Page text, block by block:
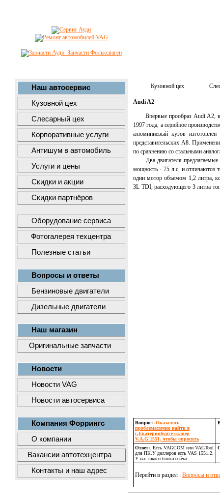
Наш автосервис
Кузовной цех
Слесарный цех
Корпоративные услуги
Антишум в автомобиль
Услуги и цены
Скидки и акции
Скидки партнёров
Оборудование сервиса
Фотогалерея техцентра
Полезные статьи
Вопросы и ответы
Бензиновые двигатели
Дизельные двигатели
Наш магазин
Оригинальные запчасти
Новости
Новости VAG
Новости автосервиса
Компания Форрингс
О компании
Вакансии автотехцентра
Контакты и наш адрес
Кузовной цех
Audi A2
Впервые прообраз Audi A2,
1997 года, а серийное
алюминиевый кузов
представительских А8.
по сравнению со стальными
Два двигателя предлагаемые
мощность - 75 л.с. и отличаются
один мотор объемом 1,2 литра,
3L TDI, расходующего 3 литра
Вопрос: .Оказалось
проблематично найти в
г.Екатеринбурге сканер
V.A.G.1551, чтобы опросить
Ответ: . Есть VAGCOM или VAGTool
для ПК.У диллеров есть VAS 1551.2.
У нас такого блока сейчас
Перейти в раздел : Вопросы и